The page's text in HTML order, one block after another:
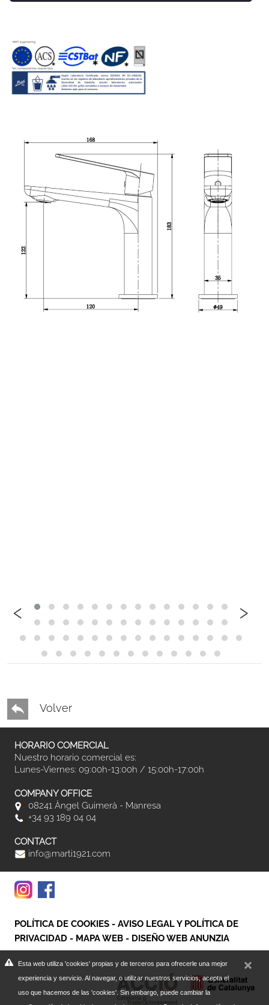
Esta web utiliza 'cookies' propias y de terceros para ofrecerle una mejor
experiencia y servicio. Al navegar, o utilizar nuestros servicios, acepta el
uso que hacemos de las 'cookies'. Sin embargo, puede cambiar la
‹ ›
Volver
HORARIO COMERCIAL
Nuestro horario comercial es:
Lunes-Viernes: 09:00h-13:00h / 15:00h-17:00h
COMPANY OFFICE
08241 Àngel Guimerà - Manresa
+34 93 189 04 04
CONTACT
info@marti1921.com
POLÍTICA DE COOKIES - AVISO LEGAL Y POLÍTICA DE
PRIVACIDAD - MAPA WEB - DISEÑO WEB ANUNZIA